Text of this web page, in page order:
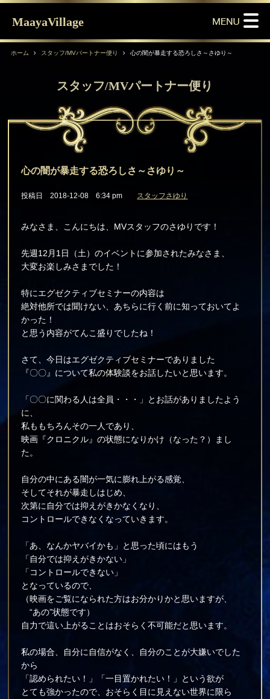
MaayaVillage
ホーム スタッフ/MVパートナー便り 心の闇が暴走する恐ろしさ～さゆり～
スタッフ/MVパートナー便り
心の闇が暴走する恐ろしさ～さゆり～
投稿日 2018-12-08 6:34 pm スタッフさゆり
みなさま、こんにちは、MVスタッフのさゆりです！
先週12月1日（土）のイベントに参加されたみなさま、
大変お楽しみさまでした！
特にエグゼクティブセミナーの内容は
絶対他所では聞けない、あちらに行く前に知っておいてよ
かった！
と思う内容がてんこ盛りでしたね！
さて、今日はエグゼクティブセミナーでありました
『〇〇』について私の体験談をお話したいと思います。
「〇〇に関わる人は全員・・・」とお話がありましたよう
に、
私ももちろんその一人であり、
映画『クロニクル』の状態になりかけ（なった？）まし
た。
自分の中にある闇が一気に膨れ上がる感覚、
そしてそれが暴走しはじめ、
次第に自分では抑えがきかなくなり、
コントロールできなくなっていきます。
「あ、なんかヤバイかも」と思った頃にはもう
「自分では抑えがきかない」
「コントロールできない」
となっているので、
（映画をご覧になられた方はお分かりかと思いますが、
“あの”状態です）
自力で這い上がることはおそらく不可能だと思います。
私の場合、自分に自信がなく、自分のことが大嫌いでした
から
「認められたい！」「一目置かれたい！」という欲が
とても強かったので、おそらく目に見えない世界に限ら